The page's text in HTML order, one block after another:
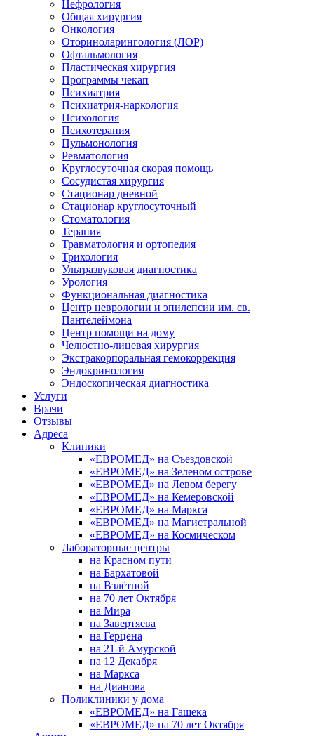
Нефрология
Общая хирургия
Онкология
Оториноларингология (ЛОР)
Офтальмология
Пластическая хирургия
Программы чекап
Психиатрия
Психиатрия-наркология
Психология
Психотерапия
Пульмонология
Ревматология
Круглосуточная скорая помощь
Сосудистая хирургия
Стационар дневной
Стационар круглосуточный
Стоматология
Терапия
Травматология и ортопедия
Трихология
Ультразвуковая диагностика
Урология
Функциональная диагностика
Центр неврологии и эпилепсии им. св.
Пантелеймона
Центр помощи на дому
Челюстно-лицевая хирургия
Экстракорпоральная гемокоррекция
Эндокринология
Эндоскопическая диагностика
Услуги
Врачи
Отзывы
Адреса
Клиники
«ЕВРОМЕД» на Съездовской
«ЕВРОМЕД» на Зеленом острове
«ЕВРОМЕД» на Левом берегу
«ЕВРОМЕД» на Кемеровской
«ЕВРОМЕД» на Маркса
«ЕВРОМЕД» на Магистральной
«ЕВРОМЕД» на Космическом
Лабораторные центры
на Красном пути
на Бархатовой
на Взлётной
на 70 лет Октября
на Мира
на Завертяева
на Герцена
на 21-й Амурской
на 12 Декабря
на Маркса
на Дианова
Поликлиники у дома
«ЕВРОМЕД» на Гашека
«ЕВРОМЕД» на 70 лет Октября